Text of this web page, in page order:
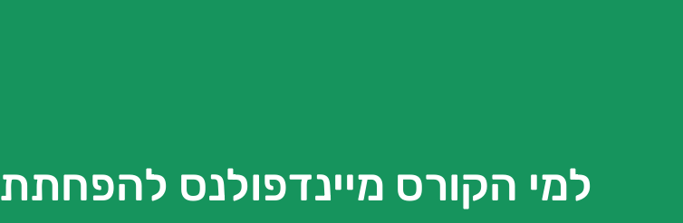
למי הקורס מיינדפולנס להפחתת